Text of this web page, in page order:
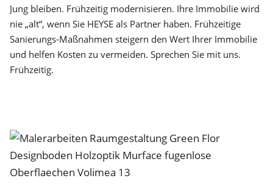
Jung bleiben. Frühzeitig modernisieren. Ihre Immobilie wird
nie „alt“, wenn Sie HEYSE als Partner haben. Frühzeitige
Sanierungs-Maßnahmen steigern den Wert Ihrer Immobilie
und helfen Kosten zu vermeiden. Sprechen Sie mit uns.
Frühzeitig.